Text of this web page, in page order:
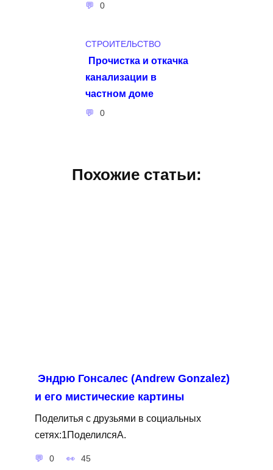
0
СТРОИТЕЛЬСТВО
Прочистка и откачка
канализации в
частном доме
0
Похожие статьи:
Эндрю Гонсалес (Andrew Gonzalez)
и его мистические картины
Поделитья с друзьями в социальных
сетях:1ПоделилсяA.
0 45